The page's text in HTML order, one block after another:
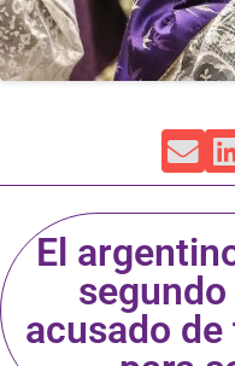
El
segundo
acusado